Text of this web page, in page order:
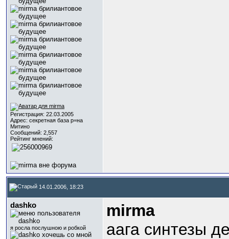
Регистрация: 22.03.2005
Адрес: секретная база р=на
Митино
Сообщений: 2,557
Рейтинг мнений:
14.01.2006, 18:23
dashko
я росла послушною и робкой
mirma
аага синтезы